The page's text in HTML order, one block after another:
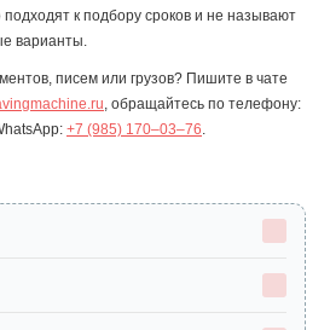
к подбору сроков и не называют
варианты.
писем или грузов? Пишите в чате
, обращайтесь по телефону:
+7 (985) 170–03–76.